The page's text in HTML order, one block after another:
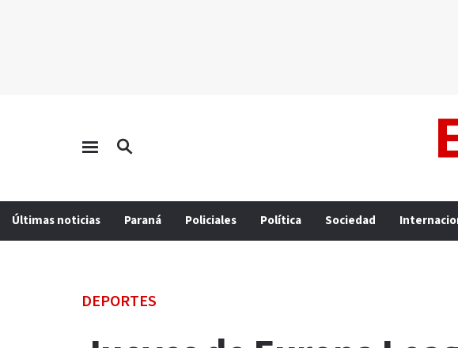
Últimas noticias Paraná Policiales Política Sociedad
DEPORTES